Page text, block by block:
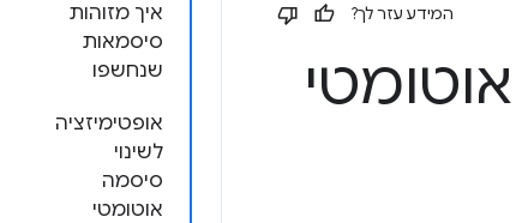
איך מזוהות
סיסמאות
שנחשפו
אופטימיזציה
לשינוי
סיסמה
אוטומטי
המידע עזר לך?